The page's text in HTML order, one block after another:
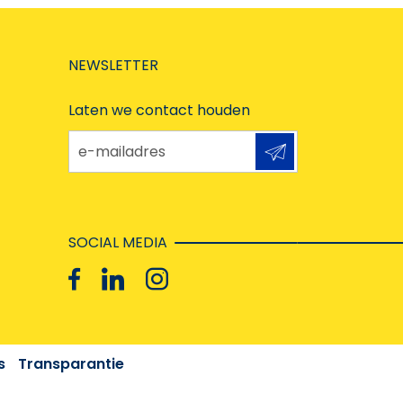
NEWSLETTER
Laten we contact houden
e-mailadres
SOCIAL MEDIA
Transparantie